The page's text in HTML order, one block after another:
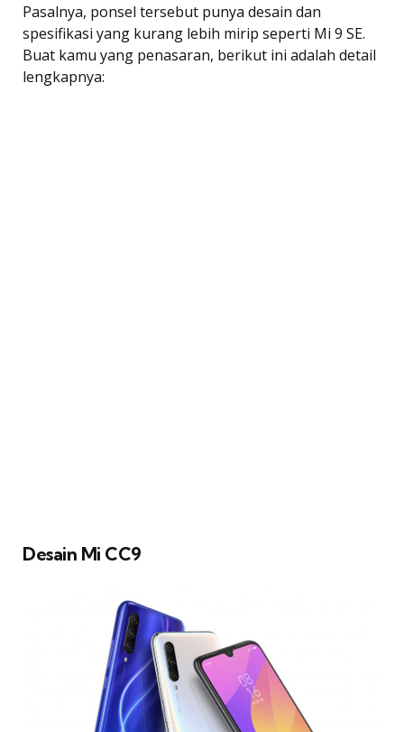
Pasalnya, ponsel tersebut punya desain dan
spesifikasi yang kurang lebih mirip seperti Mi 9 SE.
Buat kamu yang penasaran, berikut ini adalah detail
lengkapnya:
Desain Mi CC9